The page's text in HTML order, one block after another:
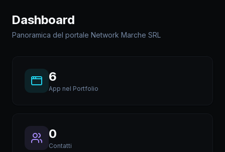
Dashboard
Panoramica del portale Network Marche SRL
6
App nel Portfolio
0
Contatti